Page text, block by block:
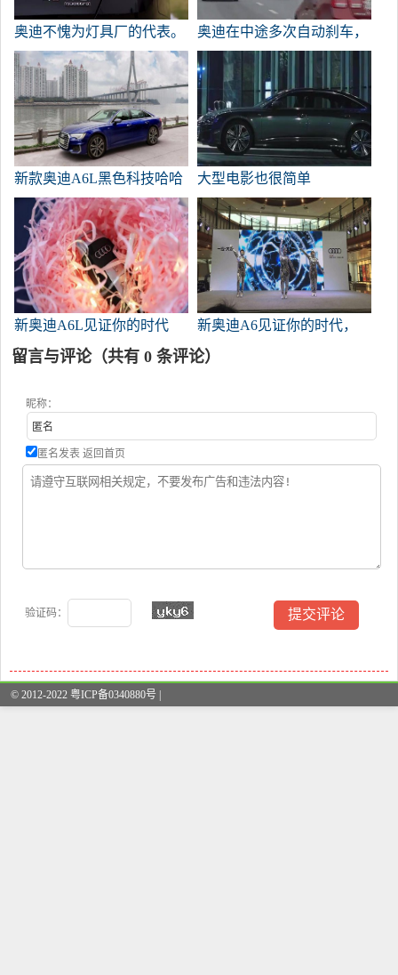
奥迪不愧为灯具厂的代表。
奥迪在中途多次自动刹车，
吓到了老司机。
新款奥迪A6L黑色科技哈哈
哈~
大型电影也很简单
新奥迪A6L见证你的时代
新奥迪A6见证你的时代，
未来科技镜头舞蹈
留言与评论（共有 0 条评论）
昵称：
匿名发表 返回首页
验证码：
© 2012-2022 粤ICP备0340880号 |